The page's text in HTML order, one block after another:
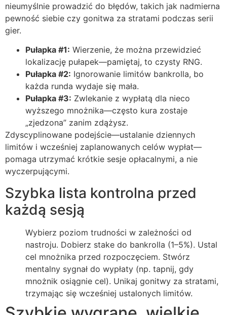
nieumyślnie prowadzić do błędów, takich jak nadmierna
pewność siebie czy gonitwa za stratami podczas serii
gier.
Pułapka #1: Wierzenie, że można przewidzieć
lokalizację pułapek—pamiętaj, to czysty RNG.
Pułapka #2: Ignorowanie limitów bankrolla, bo
każda runda wydaje się mała.
Pułapka #3: Zwlekanie z wypłatą dla nieco
wyższego mnożnika—często kura zostaje
„zjedzona” zanim zdążysz.
Zdyscyplinowane podejście—ustalanie dziennych
limitów i wcześniej zaplanowanych celów wypłat—
pomaga utrzymać krótkie sesje opłacalnymi, a nie
wyczerpującymi.
Szybka lista kontrolna przed
każdą sesją
Wybierz poziom trudności w zależności od
nastroju. Dobierz stake do bankrolla (1–5%). Ustal
cel mnożnika przed rozpoczęciem. Stwórz
mentalny sygnał do wypłaty (np. tapnij, gdy
mnożnik osiągnie cel). Unikaj gonitwy za stratami,
trzymając się wcześniej ustalonych limitów.